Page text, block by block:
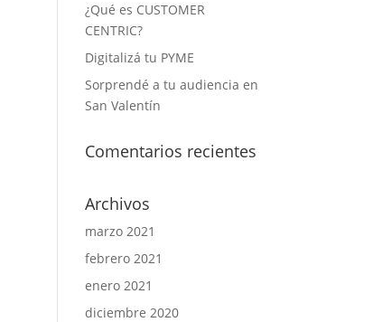
¿Qué es CUSTOMER
CENTRIC?
Digitalizá tu PYME
Sorprendé a tu audiencia en
San Valentín
Comentarios recientes
Archivos
marzo 2021
febrero 2021
enero 2021
diciembre 2020